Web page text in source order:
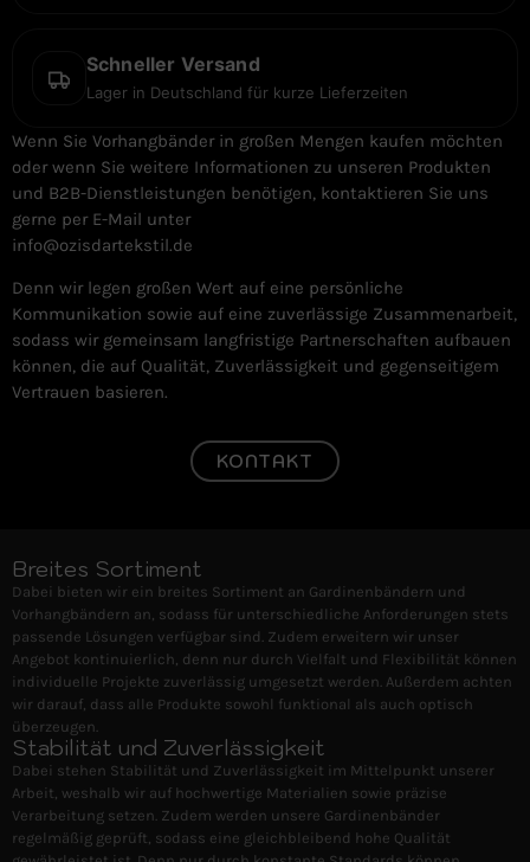
Schneller Versand
Lager in Deutschland für kurze Lieferzeiten
Wenn Sie Vorhangbänder in großen Mengen kaufen möchten
oder wenn Sie weitere Informationen zu unseren Produkten
und B2B-Dienstleistungen benötigen, kontaktieren Sie uns
gerne per E-Mail unter
info@ozisdartekstil.de
Denn wir legen großen Wert auf eine persönliche
Kommunikation sowie auf eine zuverlässige Zusammenarbeit,
sodass wir gemeinsam langfristige Partnerschaften aufbauen
können, die auf Qualität, Zuverlässigkeit und gegenseitigem
Vertrauen basieren.
KONTAKT
Breites Sortiment
Dabei bieten wir ein breites Sortiment an Gardinenbändern und
Vorhangbändern an, sodass für unterschiedliche Anforderungen stets
passende Lösungen verfügbar sind. Zudem erweitern wir unser
Angebot kontinuierlich, denn nur durch Vielfalt und Flexibilität können
individuelle Projekte zuverlässig umgesetzt werden. Außerdem achten
wir darauf, dass alle Produkte sowohl funktional als auch optisch
überzeugen.
Stabilität und Zuverlässigkeit
Dabei stehen Stabilität und Zuverlässigkeit im Mittelpunkt unserer
Arbeit, weshalb wir auf hochwertige Materialien sowie präzise
Verarbeitung setzen. Zudem werden unsere Gardinenbänder
regelmäßig geprüft, sodass eine gleichbleibend hohe Qualität